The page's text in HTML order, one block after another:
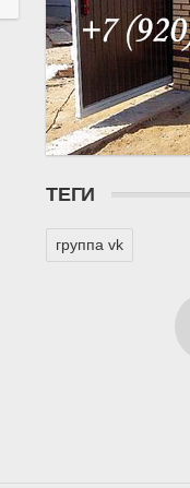
ТЕГИ
группа vk